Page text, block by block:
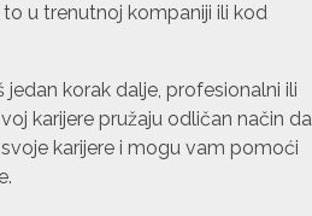
u trenutnoj kompaniji ili kod
korak dalje, profesionalni ili
karijere pružaju odličan način da
karijere i mogu vam pomoći